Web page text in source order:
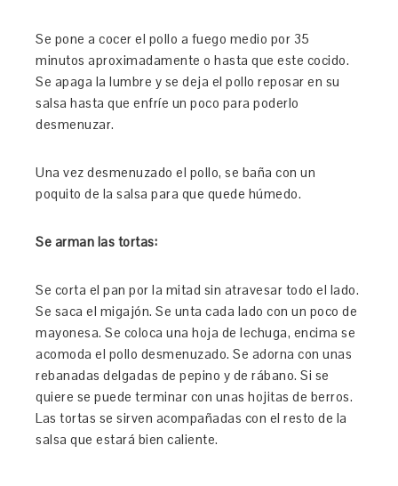
Se pone a cocer el pollo a fuego medio por 35
minutos aproximadamente o hasta que este cocido.
Se apaga la lumbre y se deja el pollo reposar en su
salsa hasta que enfríe un poco para poderlo
desmenuzar.
Una vez desmenuzado el pollo, se baña con un
poquito de la salsa para que quede húmedo.
Se arman las tortas:
Se corta el pan por la mitad sin atravesar todo el lado.
Se saca el migajón. Se unta cada lado con un poco de
mayonesa. Se coloca una hoja de lechuga, encima se
acomoda el pollo desmenuzado. Se adorna con unas
rebanadas delgadas de pepino y de rábano. Si se
quiere se puede terminar con unas hojitas de berros.
Las tortas se sirven acompañadas con el resto de la
salsa que estará bien caliente.